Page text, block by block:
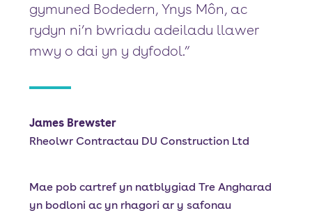
gymuned Bodedern, Ynys Môn, ac
rydyn ni’n bwriadu adeiladu llawer
mwy o dai yn y dyfodol.”
James Brewster
Rheolwr Contractau DU Construction Ltd
Mae pob cartref yn natblygiad Tre Angharad
yn bodloni ac yn rhagori ar y safonau